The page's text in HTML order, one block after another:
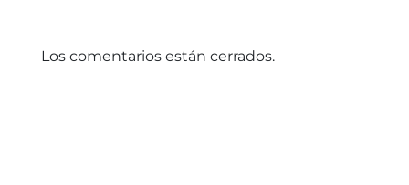
Los comentarios están cerrados.